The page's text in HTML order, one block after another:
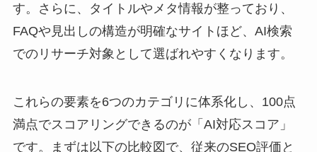
す。さらに、タイトルやメタ情報が整っており、
FAQや見出しの構造が明確なサイトほど、AI検索
でのリサーチ対象として選ばれやすくなります。
これらの要素を6つのカテゴリに体系化し、100点
満点でスコアリングできるのが「AI対応スコア」
です。まずは以下の比較図で、従来のSEO評価と